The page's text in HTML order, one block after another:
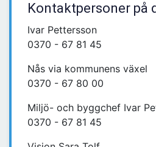
Kontaktpersoner på
Ivar Pettersson
0370 - 67 81 45
Nås via kommunens växel
0370 - 67 80 00
Miljö- och byggchef Ivar
0370 - 67 81 45